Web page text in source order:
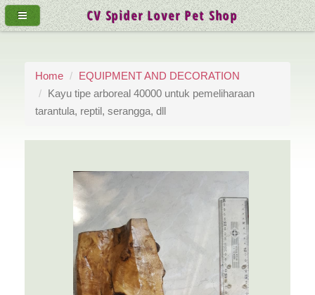
Home
EQUIPMENT AND DECORATION
Kayu tipe arboreal 40000 untuk pemeliharaan
tarantula, reptil, serangga, dll
CV Spider Lover Pet Shop